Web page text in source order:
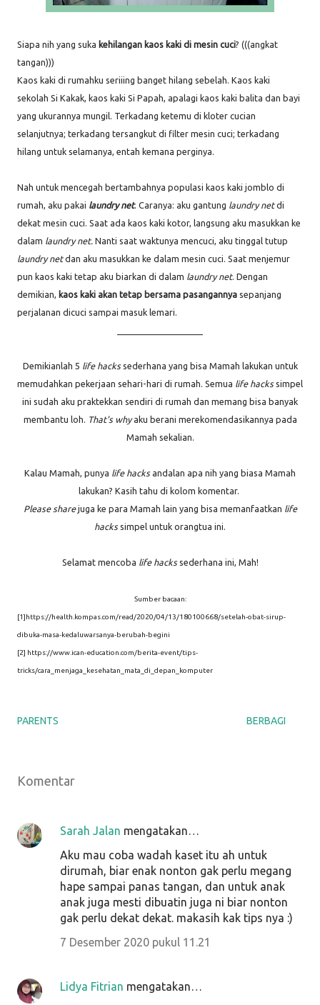
Siapa nih yang suka kehilangan kaos kaki di mesin cuci? (((angkat
tangan)))
Kaos kaki di rumahku seriiing banget hilang sebelah. Kaos kaki
sekolah Si Kakak, kaos kaki Si Papah, apalagi kaos kaki balita dan bayi
yang ukurannya mungil. Terkadang ketemu di kloter cucian
selanjutnya; terkadang tersangkut di filter mesin cuci; terkadang
hilang untuk selamanya, entah kemana perginya.
Nah untuk mencegah bertambahnya populasi kaos kaki jomblo di
rumah, aku pakai laundry net. Caranya: aku gantung laundry netdi
dekat mesin cuci. Saat ada kaos kaki kotor, langsung aku masukkan ke
dalam laundry net. Nanti saat waktunya mencuci, aku tinggal tutup
laundry netdan aku masukkan ke dalam mesin cuci. Saat menjemur
pun kaos kaki tetap aku biarkan di dalam laundry net. Dengan
demikian, kaos kaki akan tetap bersama pasangannya sepanjang
perjalanan dicuci sampai masuk lemari.
Demikianlah 5 life hackssederhana yang bisa Mamah lakukan untuk
memudahkan pekerjaan sehari-hari di rumah. Semua life hackssimpel
ini sudah aku praktekkan sendiri di rumah dan memang bisa banyak
membantu loh. That's whyaku berani merekomendasikannya pada
Mamah sekalian.
Kalau Mamah, punya life hacksandalan apa nih yang biasa Mamah
lakukan? Kasih tahu di kolom komentar.
Please sharejuga ke para Mamah lain yang bisa memanfaatkan life
hackssimpel untuk orangtua ini.
Selamat mencoba life hackssederhana ini, Mah!
Sumber bacaan:
[1]https://health.kompas.com/read/2020/04/13/180100668/setelah-obat-sirup-
dibuka-masa-kedaluwarsanya-berubah-begini
[2] https://www.ican-education.com/berita-event/tips-
tricks/cara_menjaga_kesehatan_mata_di_depan_komputer
PARENTS BERBAGI
Komentar
Sarah Jalan mengatakan…
Aku mau coba wadah kaset itu ah untuk
dirumah, biar enak nonton gak perlu megang
hape sampai panas tangan, dan untuk anak
anak juga mesti dibuatin juga ni biar nonton
gak perlu dekat dekat. makasih kak tips nya :)
7 Desember 2020 pukul 11.21
Lidya Fitrian mengatakan…